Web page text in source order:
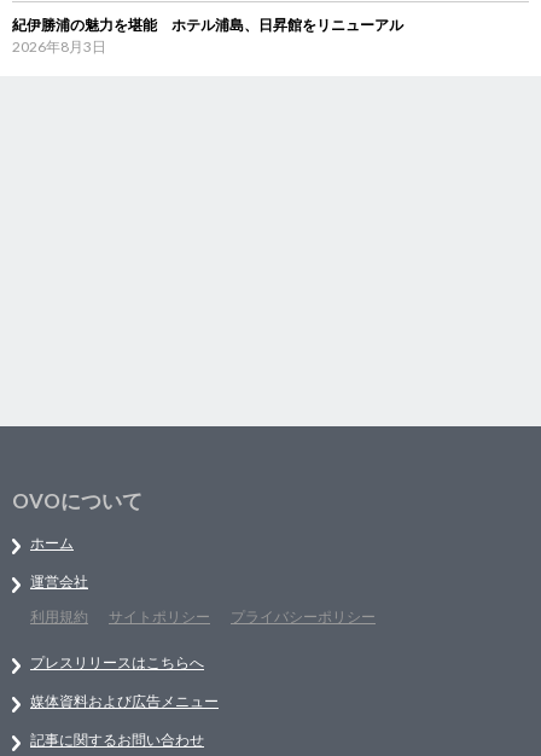
紀伊勝浦の魅力を堪能 ホテル浦島、日昇館をリニューアル
2026年8月3日
OVOについて
ホーム
運営会社
利用規約
サイトポリシー プライバシーポリシー
プレスリリースはこちらへ
媒体資料および広告メニュー
記事に関するお問い合わせ